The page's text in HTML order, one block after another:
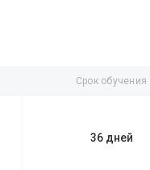
Срок обучения
36 дней